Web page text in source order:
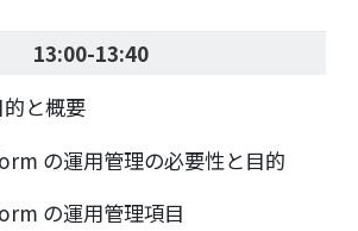
13:00-13:40
と概要
の運用管理の必要性と目的
の運用管理項目